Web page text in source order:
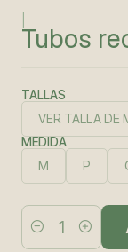
Tubos
TALLAS
VER TALLA DE
MEDIDA
M P
Cantidad